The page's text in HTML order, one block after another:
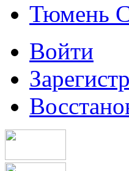
Тюмень
Войти